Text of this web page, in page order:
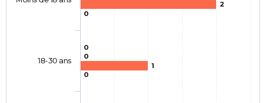
0
0
2
1
0
0
18-30 ans